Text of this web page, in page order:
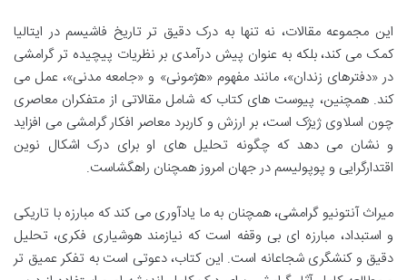
این مجموعه مقالات، نه تنها به درک دقیق تر تاریخ فاشیسم در ایتالیا
کمک می کند، بلکه به عنوان پیش درآمدی بر نظریات پیچیده تر گرامشی
در «دفترهای زندان»، مانند مفهوم «هژمونی» و «جامعه مدنی»، عمل می
کند. همچنین، پیوست های کتاب که شامل مقالاتی از متفکران معاصری
چون اسلاوی ژیژک است، بر ارزش و کاربرد معاصر افکار گرامشی می افزاید
و نشان می دهد که چگونه تحلیل های او برای درک اشکال نوین
اقتدارگرایی و پوپولیسم در جهان امروز همچنان راهگشاست.
میراث آنتونیو گرامشی، همچنان به ما یادآوری می کند که مبارزه با تاریکی
و استبداد، مبارزه ای بی وقفه است که نیازمند هوشیاری فکری، تحلیل
دقیق و کنشگری شجاعانه است. این کتاب، دعوتی است به تفکر عمیق تر